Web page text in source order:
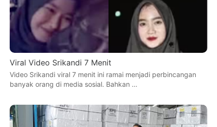
Viral Video Srikandi 7 Menit
Video Srikandi viral 7 menit ini ramai menjadi perbincangan
banyak orang di media sosial. Bahkan …